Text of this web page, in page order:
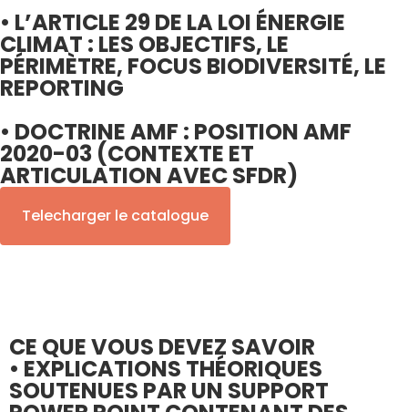
• L’ARTICLE 29 DE LA LOI ÉNERGIE
CLIMAT : LES OBJECTIFS, LE
PÉRIMÈTRE, FOCUS BIODIVERSITÉ, LE
REPORTING
• DOCTRINE AMF : POSITION AMF
2020-03 (CONTEXTE ET
ARTICULATION AVEC SFDR)
Telecharger le catalogue
CE QUE VOUS DEVEZ SAVOIR
• EXPLICATIONS THÉORIQUES
SOUTENUES PAR UN SUPPORT